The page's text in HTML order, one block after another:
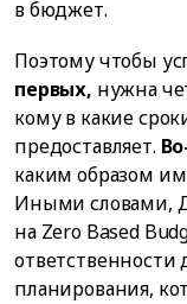
в бюджет.
Поэтому чтобы
первых, нужна
кому в какие
предоставляет.
каким образом им
Иными словами,
на Zero Based
планирования,